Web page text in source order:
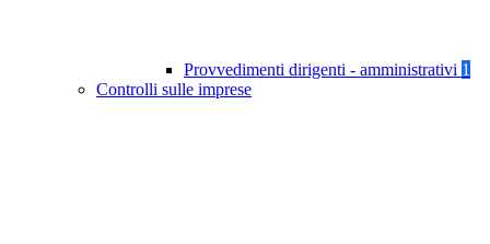
Provvedimenti dirigenti - amministrativi 1
Controlli sulle imprese